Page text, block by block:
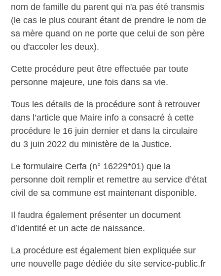
nom de famille du parent qui n'a pas été transmis
(le cas le plus courant étant de prendre le nom de
sa mère quand on ne porte que celui de son père
ou d'accoler les deux).
Cette procédure peut être effectuée par toute
personne majeure, une fois dans sa vie.
Tous les détails de la procédure sont à retrouver
dans l’article que Maire info a consacré à cette
procédure le 16 juin dernier et dans la circulaire
du 3 juin 2022 du ministère de la Justice.
Le formulaire Cerfa (n° 16229*01) que la
personne doit remplir et remettre au service d’état
civil de sa commune est maintenant disponible.
Il faudra également présenter un document
d’identité et un acte de naissance.
La procédure est également bien expliquée sur
une nouvelle page dédiée du site service-public.fr